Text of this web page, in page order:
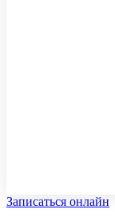
Записаться онлайн